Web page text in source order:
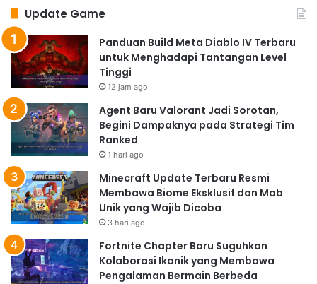
Update Game
Panduan Build Meta Diablo IV Terbaru
untuk Menghadapi Tantangan Level
Tinggi
12 jam ago
Agent Baru Valorant Jadi Sorotan,
Begini Dampaknya pada Strategi Tim
Ranked
1 hari ago
Minecraft Update Terbaru Resmi
Membawa Biome Eksklusif dan Mob
Unik yang Wajib Dicoba
3 hari ago
Fortnite Chapter Baru Suguhkan
Kolaborasi Ikonik yang Membawa
Pengalaman Bermain Berbeda